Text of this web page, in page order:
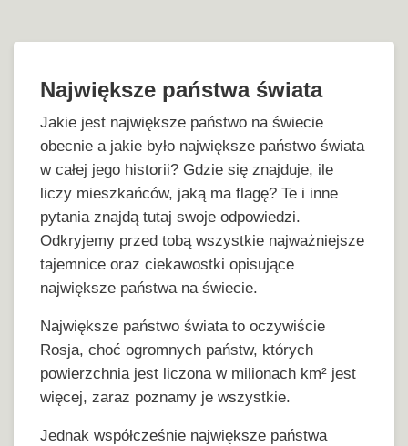
Największe państwa świata
Jakie jest największe państwo na świecie
obecnie a jakie było największe państwo świata
w całej jego historii? Gdzie się znajduje, ile
liczy mieszkańców, jaką ma flagę? Te i inne
pytania znajdą tutaj swoje odpowiedzi.
Odkryjemy przed tobą wszystkie najważniejsze
tajemnice oraz ciekawostki opisujące
największe państwa na świecie.
Największe państwo świata to oczywiście
Rosja, choć ogromnych państw, których
powierzchnia jest liczona w milionach km² jest
więcej, zaraz poznamy je wszystkie.
Jednak współcześnie największe państwa